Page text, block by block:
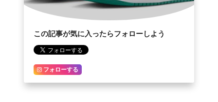
この記事が気に入ったらフォローしよう
フォローする